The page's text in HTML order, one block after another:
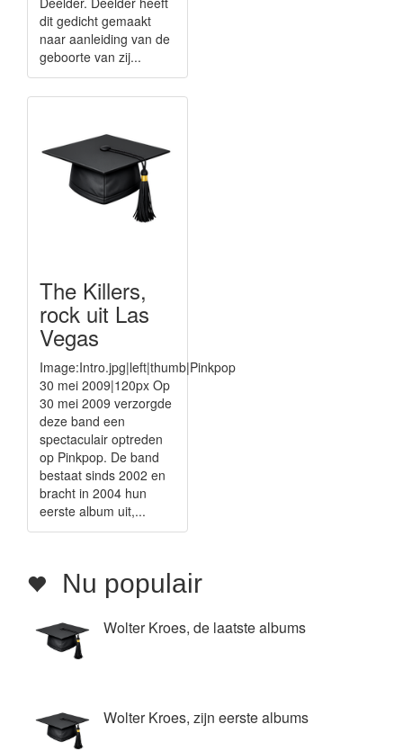
dit gedicht gemaakt
naar aanleiding van de
geboorte van zij...
The Killers,
rock uit Las
Vegas
Image:Intro.jpg|left|thumb|Pinkpop
30 mei 2009|120px Op
30 mei 2009 verzorgde
deze band een
spectaculair optreden
op Pinkpop. De band
bestaat sinds 2002 en
bracht in 2004 hun
eerste album uit,...
Nu populair
Wolter Kroes, de laatste albums
Wolter Kroes, zijn eerste albums